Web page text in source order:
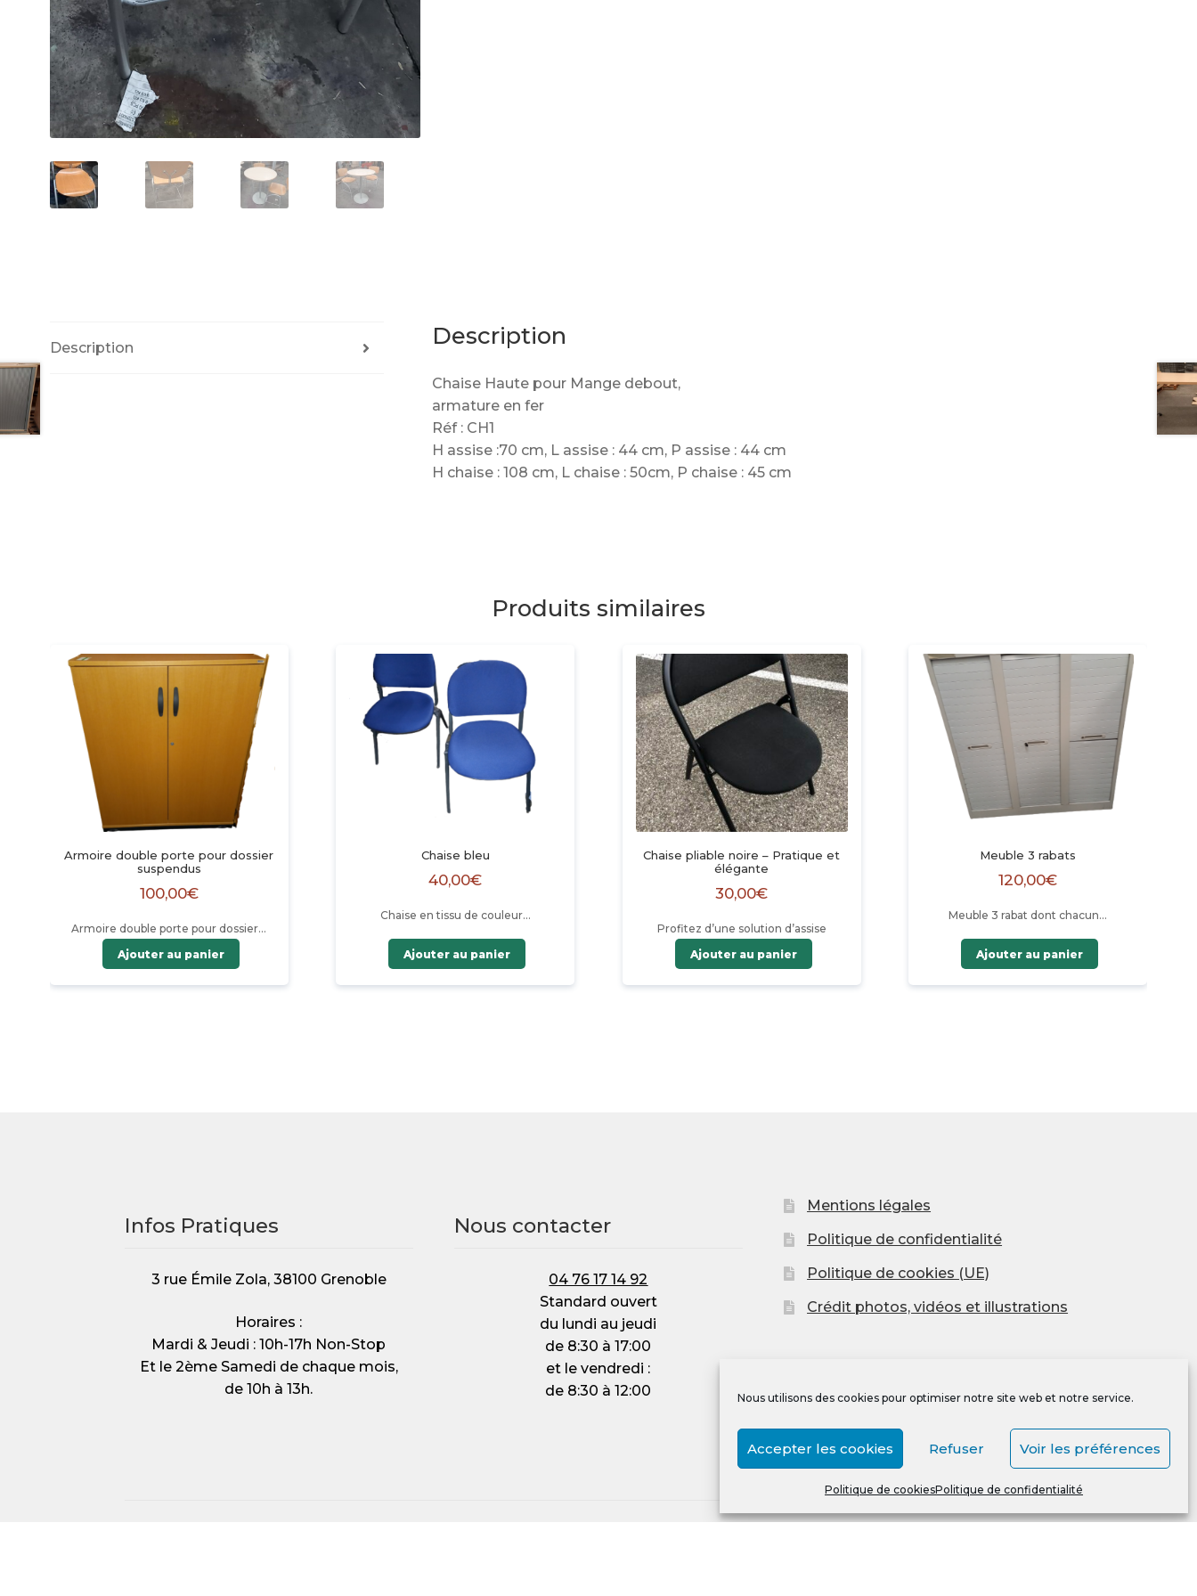
Nous utilisons des cookies pour optimiser notre site web et notre service.
Accepter les cookies Refuser Voir les préférences
Politique de cookiesPolitique de confidentialité
Description Description
Chaise Haute pour Mange debout,
armature en fer
Réf : CH1
H assise :70 cm, L assise : 44 cm, P assise : 44 cm
H chaise : 108 cm, L chaise : 50cm, P chaise : 45 cm
Produits similaires
Armoire double porte pour dossier
suspendus
100,00€
Armoire double porte pour dossier…
Ajouter au panier
Chaise bleu
40,00€
Chaise en tissu de couleur…
Ajouter au panier
Chaise pliable noire – Pratique et
élégante
30,00€
Profitez d’une solution d’assise
Ajouter au panier
Meuble 3 rabats
120,00€
Meuble 3 rabat dont chacun…
Ajouter au panier
Infos Pratiques
3 rue Émile Zola, 38100 Grenoble
Horaires :
Mardi & Jeudi : 10h-17h Non-Stop
Et le 2ème Samedi de chaque mois,
de 10h à 13h.
Nous contacter
04 76 17 14 92
Standard ouvert
du lundi au jeudi
de 8:30 à 17:00
et le vendredi :
de 8:30 à 12:00
Mentions légales
Politique de confidentialité
Politique de cookies (UE)
Crédit photos, vidéos et illustrations